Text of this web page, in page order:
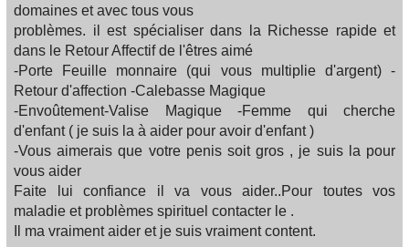
domaines et avec tous vous
problèmes. il est spécialiser dans la Richesse rapide et
dans le Retour Affectif de l'êtres aimé
-Porte Feuille monnaire (qui vous multiplie d'argent) -
Retour d'affection -Calebasse Magique
-Envoûtement-Valise Magique -Femme qui cherche
d'enfant ( je suis la à aider pour avoir d'enfant )
-Vous aimerais que votre penis soit gros , je suis la pour
vous aider
Faite lui confiance il va vous aider..Pour toutes vos
maladie et problèmes spirituel contacter le .
Il ma vraiment aider et je suis vraiment content.